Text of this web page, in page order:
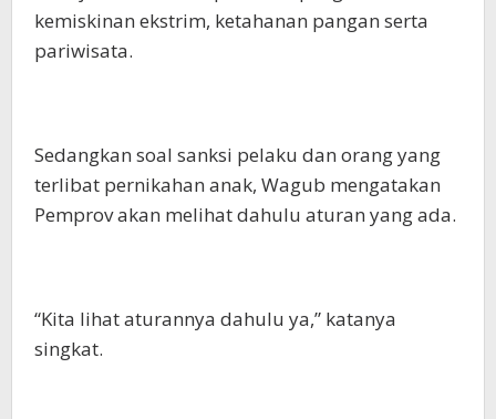
kemiskinan ekstrim, ketahanan pangan serta
pariwisata.
Sedangkan soal sanksi pelaku dan orang yang
terlibat pernikahan anak, Wagub mengatakan
Pemprov akan melihat dahulu aturan yang ada.
“Kita lihat aturannya dahulu ya,” katanya
singkat.